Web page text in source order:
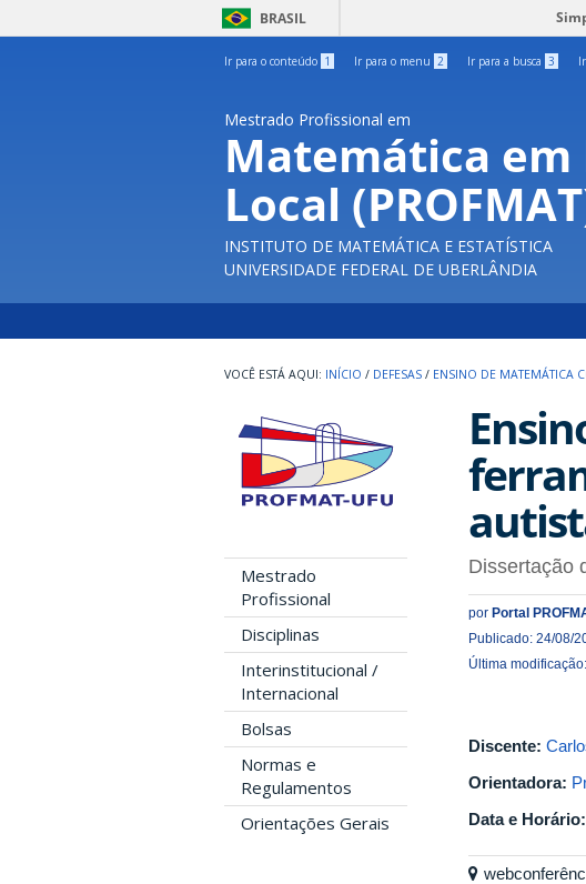
BRASIL
Ir para o conteúdo 1 Ir para o menu 2 Ir para a busca 3
Mestrado Profissional em
Matemática em
Local
INSTITUTO DE MATEMÁTICA E ESTATÍSTICA
UNIVERSIDADE FEDERAL DE UBERLÂNDIA
INÍCIO / DEFESAS / ENSINO DE MATEMÁTICA
Mestrado
Profissional
Disciplinas
Interinstitucional /
Internacional
Bolsas
Normas e
Regulamentos
Orientações Gerais
Dissertação
por Portal
Publicado: 24/08/
Última
Discente:
Orientadora:
Data e Horário: